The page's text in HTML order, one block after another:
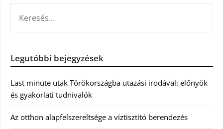
Legutóbbi bejegyzések
Last minute utak Törökországba utazási irodával: előnyök
és gyakorlati tudnivalók
Az otthon alapfelszereltsége a víztisztító berendezés